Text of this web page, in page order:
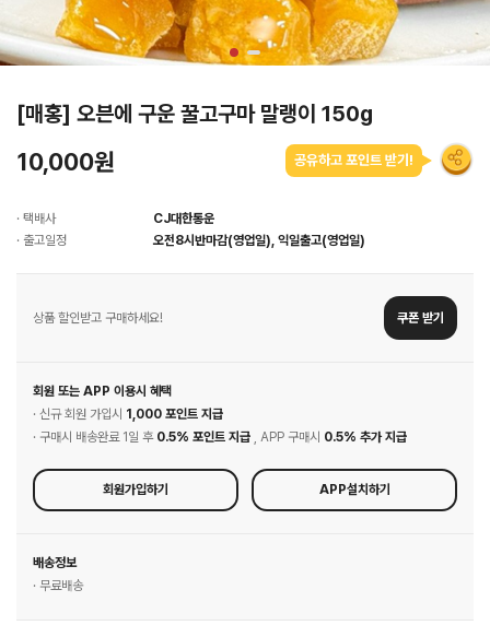
[매홍] 오븐에 구운 꿀고구마 말랭이 150g
10,000원 공유하고 포인트 받기!
· 택배사
CJ대한통운
· 출고일정
오전8시반마감(영업일), 익일출고(영업일)
상품 할인받고 구매하세요! 쿠폰 받기
회원 또는 APP 이용시 혜택
· 신규 회원 가입시 1,000 포인트 지급
· 구매시 배송완료 1일 후 0.5% 포인트 지급 , APP 구매시 0.5% 추가 지급
회원가입하기 APP설치하기
배송정보
· 무료배송